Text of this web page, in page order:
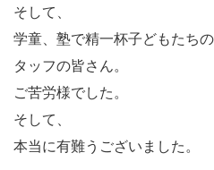
そして、
学童、塾で精一杯子どもたち
タッフの皆さん。
ご苦労様でした。
そして、
本当に有難うございました。